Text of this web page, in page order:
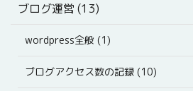
ブログ運営 (13)
wordpress全般 (1)
ブログアクセス数の記録 (10)